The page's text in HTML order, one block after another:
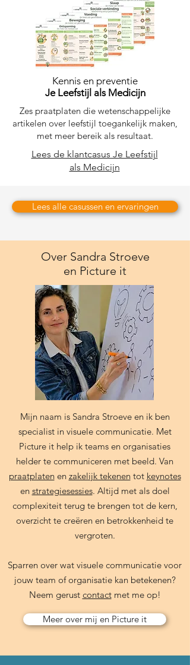
Kennis en preventie
Je Leefstijl als Medicijn
Zes praatplaten die wetenschappelijke
artikelen over leefstijl toegankelijk maken,
met meer bereik als resultaat.
Lees de klantcasus Je Leefstijl
als Medicijn
Lees alle casussen en ervaringen
Over Sandra Stroeve
en Picture it
Mijn naam is Sandra Stroeve en ik ben
specialist in visuele communicatie. Met
Picture it help ik teams en organisaties
helder te communiceren met beeld. Van
praatplatenen zakelijk tekenentot keynotes
en strategiesessies. Altijd met als doel
complexiteit terug te brengen tot de kern,
overzicht te creëren en betrokkenheid te
vergroten.
Sparren over wat visuele communicatie voor
jouw team of organisatie kan betekenen?
Neem gerust contactmet me op!
Meer over mij en Picture it